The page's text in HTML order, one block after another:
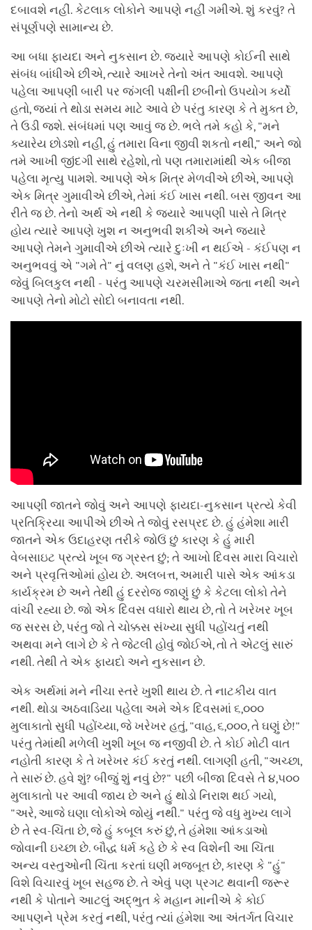
દબાવશે નહીં. કેટલાક લોકોને આપણે નહીં ગમીએ. શું કરવું? તે
સંપૂર્ણપણે સામાન્ય છે.
આ બધા ફાયદા અને નુકસાન છે. જ્યારે આપણે કોઈની સાથે
સંબંધ બાંધીએ છીએ, ત્યારે આખરે તેનો અંત આવશે. આપણે
પહેલા આપણી બારી પર જંગલી પક્ષીની છબીનો ઉપયોગ કર્યો
હતો, જ્યાં તે થોડા સમય માટે આવે છે પરંતુ કારણ કે તે મુક્ત છે,
તે ઉડી જશે. સંબંધમાં પણ આવું જ છે. ભલે તમે કહો કે, "મને
ક્યારેય છોડશો નહીં, હું તમારા વિના જીવી શકતો નથી," અને જો
તમે આખી જીંદગી સાથે રહેશો, તો પણ તમારામાંથી એક બીજા
પહેલા મૃત્યુ પામશે. આપણે એક મિત્ર મેળવીએ છીએ, આપણે
એક મિત્ર ગુમાવીએ છીએ, તેમાં કંઈ ખાસ નથી. બસ જીવન આ
રીતે જ છે. તેનો અર્થ એ નથી કે જ્યારે આપણી પાસે તે મિત્ર
હોય ત્યારે આપણે ખુશ ન અનુભવી શકીએ અને જ્યારે
આપણે તેમને ગુમાવીએ છીએ ત્યારે દુઃખી ન થઈએ - કંઈપણ ન
અનુભવવું એ "ગમે તે" નું વલણ હશે, અને તે "કંઈ ખાસ નથી"
જેવું બિલકુલ નથી - પરંતુ આપણે ચરમસીમાએ જતા નથી અને
આપણે તેનો મોટો સોદો બનાવતા નથી.
આપણી જાતને જોવું અને આપણે ફાયદા-નુકસાન પ્રત્યે કેવી
પ્રતિક્રિયા આપીએ છીએ તે જોવું રસપ્રદ છે. હું હંમેશા મારી
જાતને એક ઉદાહરણ તરીકે જોઉં છું કારણ કે હું મારી
વેબસાઇટ પ્રત્યે ખૂબ જ ગ્રસ્ત છું; તે આખો દિવસ મારા વિચારો
અને પ્રવૃત્તિઓમાં હોય છે. અલબત્ત, અમારી પાસે એક આંકડા
કાર્યક્રમ છે અને તેથી હું દરરોજ જાણું છું કે કેટલા લોકો તેને
વાંચી રહ્યા છે. જો એક દિવસ વધારો થાય છે, તો તે ખરેખર ખૂબ
જ સરસ છે, પરંતુ જો તે ચોક્કસ સંખ્યા સુધી પહોંચતું નથી
અથવા મને લાગે છે કે તે જેટલી હોવું જોઈએ, તો તે એટલું સારું
નથી. તેથી તે એક ફાયદો અને નુકસાન છે.
એક અર્થમાં મને નીચા સ્તરે ખુશી થાય છે. તે નાટકીય વાત
નથી. થોડા અઠવાડિયા પહેલા અમે એક દિવસમાં ૬,૦૦૦
મુલાકાતો સુધી પહોંચ્યા, જે ખરેખર હતું, "વાહ, ૬,૦૦૦, તે ઘણું છે!"
પરંતુ તેમાંથી મળેલી ખુશી ખૂબ જ નજીવી છે. તે કોઈ મોટી વાત
નહોતી કારણ કે તે ખરેખર કંઈ કરતું નથી. લાગણી હતી, "અચ્છા,
તે સારું છે. હવે શું? બીજું શું નવું છે?" પછી બીજા દિવસે તે ૪,૫૦૦
મુલાકાતો પર આવી જાય છે અને હું થોડો નિરાશ થઈ ગયો,
"અરે, આજે ઘણા લોકોએ જોયું નથી." પરંતુ જે વધુ મુખ્ય લાગે
છે તે સ્વ-ચિંતા છે, જે હું કબૂલ કરું છું, તે હંમેશા આંકડાઓ
જોવાની ઇચ્છા છે. બૌદ્ધ ધર્મ કહે છે કે સ્વ વિશેની આ ચિંતા
અન્ય વસ્તુઓની ચિંતા કરતાં ઘણી મજબૂત છે, કારણ કે "હું"
વિશે વિચારવું ખૂબ સહજ છે. તે એવું પણ પ્રગટ થવાની જરૂર
નથી કે પોતાને આટલું અદ્ભુત કે મહાન માનીએ કે કોઈ
આપણને પ્રેમ કરતું નથી, પરંતુ ત્યાં હંમેશા આ અંતર્ગત વિચાર